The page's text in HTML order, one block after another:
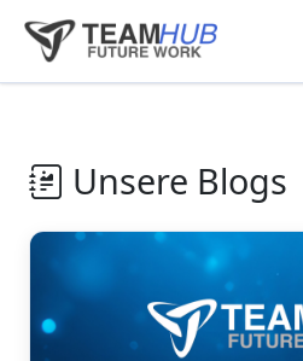
Unsere Blogs